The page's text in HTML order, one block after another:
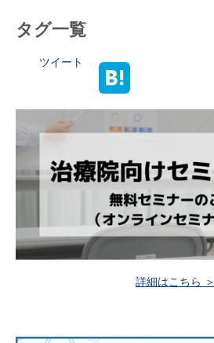
タグ一覧
ツイート
詳細はこちら ＞